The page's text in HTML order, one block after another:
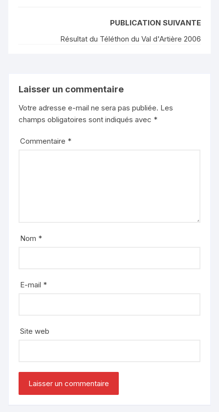
PUBLICATION SUIVANTE
Résultat du Téléthon du Val d'Artière 2006
Laisser un commentaire
Votre adresse e-mail ne sera pas publiée. Les
champs obligatoires sont indiqués avec *
Commentaire *
Nom *
E-mail *
Site web